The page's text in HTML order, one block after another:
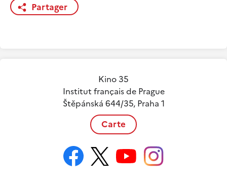
Partager
Kino 35
Institut français de Prague
Štěpánská 644/35, Praha 1
Carte